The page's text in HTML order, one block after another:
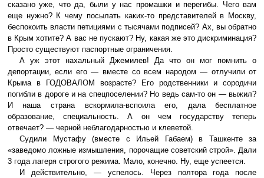
сказано уже, что да, были у нас промашки и перегибы. Чего вам
еще нужно? К чему посылать каких-то представителей в Москву,
беспокоить власти петициями с тысячами подписей? Ах, вы обратно
в Крым хотите? А вас не пускают? Ну, какая же это дискриминация?
Просто существуют паспортные ограничения.
А уж этот нахальный Джемилев! Да что он мог помнить о
депортации, если его — вместе со всем народом — отлучили от
Крыма в ГОДОВАЛОМ возрасте? Его родственники и сородичи
погибли в дороге и на спецпоселении? Но ведь сам-то он — выжил?
И наша страна вскормила-вспоила его, дала бесплатное
образование, специальность. А он чем государству теперь
отвечает? — черной неблагодарностью и клеветой.
Судили Мустафу (вместе с Ильей Габаем) в Ташкенте за
«заведомо ложные измышления, порочащие советский строй». Дали
3 года лагеря строгого режима. Мало, конечно. Ну, еще успеется.
И действительно, — успелось. Через полтора года после